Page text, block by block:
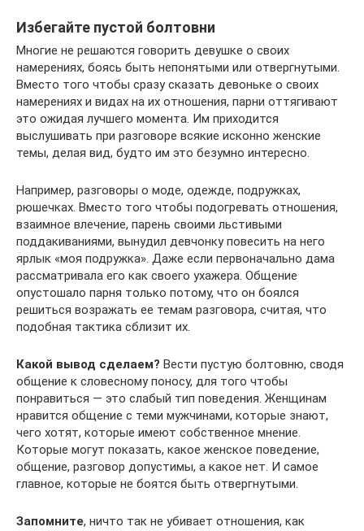
Избегайте пустой болтовни
Многие не решаются говорить девушке о своих
намерениях, боясь быть непонятыми или отвергнутыми.
Вместо того чтобы сразу сказать девоньке о своих
намерениях и видах на их отношения, парни оттягивают
это ожидая лучшего момента. Им приходится
выслушивать при разговоре всякие исконно женские
темы, делая вид, будто им это безумно интересно.
Например, разговоры о моде, одежде, подружках,
рюшечках. Вместо того чтобы подогревать отношения,
взаимное влечение, парень своими льстивыми
поддакиваниями, вынудил девчонку повесить на него
ярлык «моя подружка». Даже если первоначально дама
рассматривала его как своего ухажера. Общение
опустошало парня только потому, что он боялся
решиться возражать ее темам разговора, считая, что
подобная тактика сблизит их.
Какой вывод сделаем? Вести пустую болтовню, сводя
общение к словесному поносу, для того чтобы
понравиться — это слабый тип поведения. Женщинам
нравится общение с теми мужчинами, которые знают,
чего хотят, которые имеют собственное мнение.
Которые могут показать, какое женское поведение,
общение, разговор допустимы, а какое нет. И самое
главное, которые не боятся быть отвергнутыми.
Запомните, ничто так не убивает отношения, как